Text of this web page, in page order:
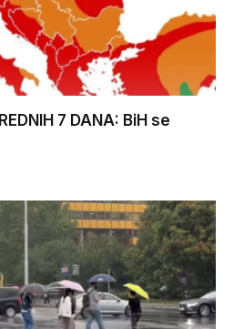
7 DANA: BiH se